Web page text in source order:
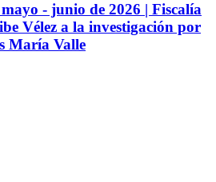
- junio de 2026 | Fiscalía
Vélez a la investigación por
María Valle